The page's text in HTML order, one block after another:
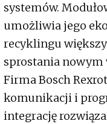
systemów.
umożliwia jego
recyklingu
sprostania nowym
Firma Bosch
komunikacji i
integrację